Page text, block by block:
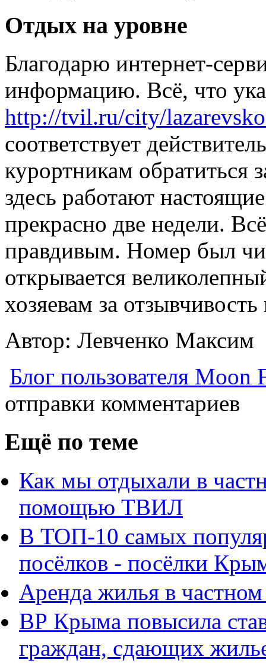
Отдых на уровне
Благодарю интернет-
информацию. Всё, что
http://tvil.ru/city/
соответствует
курортникам обратиться
здесь работают
прекрасно две недели.
правдивым. Номер был
открывается
хозяевам за
Автор: Левченко Максим
Блог пользователя Moon
отправки комментариев
Ещё по теме
Как мы отдыхали в
помощью ТВИЛ
В ТОП-10 самых
посёлков - посёлки
Аренда жилья в
ВР Крыма повысила
граждан, сдающих